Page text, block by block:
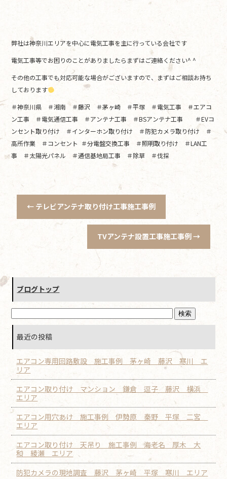
弊社は神奈川エリアを中心に電気工事を主に行っている会社です
電気工事等でお困りのことがありましたらまずはご連絡ください^ ^
その他の工事でも対応可能な場合がございますので、まずはご相談お持ち
しております
＃神奈川県 ＃湘南 ＃藤沢 ＃茅ヶ崎 ＃平塚 ＃電気工事 ＃エアコ
ン工事 ＃電気通信工事 ＃アンテナ工事 ＃BSアンテナ工事 ＃EVコ
ンセント取り付け ＃インターホン取り付け ＃防犯カメラ取り付け ＃
高所作業 ＃コンセント ＃分電盤交換工事 ＃照明取り付け ＃LAN工
事 ＃太陽光パネル ＃通信基地局工事 ＃除草 ＃伐採
← テレビアンテナ取り付け工事施工事例
TVアンテナ設置工事施工事例→
ブログトップ
最近の投稿
エアコン専用回路敷設 施工事例 茅ヶ崎 藤沢 寒川 エ
リア
エアコン取り付け マンション 鎌倉 逗子 藤沢 横浜
エリア
エアコン用穴あけ 施工事例 伊勢原 秦野 平塚 二宮
エリア
エアコン取り付け 天吊り 施工事例 海老名 厚木 大
和 綾瀬 エリア
防犯カメラの現地調査 藤沢 茅ヶ崎 平塚 寒川 エリア